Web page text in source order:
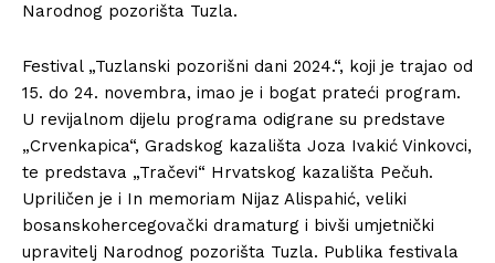
Narodnog pozorišta Tuzla.
Festival „Tuzlanski pozorišni dani 2024.“, koji je trajao od
15. do 24. novembra, imao je i bogat prateći program.
U revijalnom dijelu programa odigrane su predstave
„Crvenkapica“, Gradskog kazališta Joza Ivakić Vinkovci,
te predstava „Tračevi“ Hrvatskog kazališta Pečuh.
Upriličen je i In memoriam Nijaz Alispahić, veliki
bosanskohercegovački dramaturg i bivši umjetnički
upravitelj Narodnog pozorišta Tuzla. Publika festivala